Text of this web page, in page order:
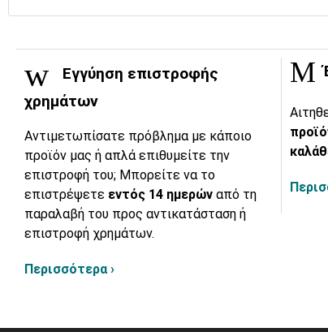
Εγγύηση επιστροφής
χρημάτων
Αντιμετωπίσατε πρόβλημα με κάποιο
προϊόν μας ή απλά επιθυμείτε την
επιστροφή του; Μπορείτε να το
επιστρέψετε εντός 14 ημερών από τη
παραλαβή του προς αντικατάσταση ή
επιστροφή χρημάτων.
Περισσότερα ›